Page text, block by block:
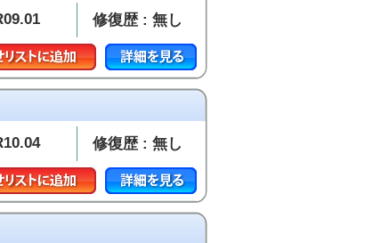
修復歴 : 無し
修復歴 : 無し